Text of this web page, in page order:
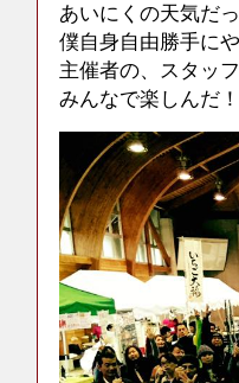
あいにくの天気だ
僕自身自由勝手に
主催者の、スタッ
みんなで楽しんだ！